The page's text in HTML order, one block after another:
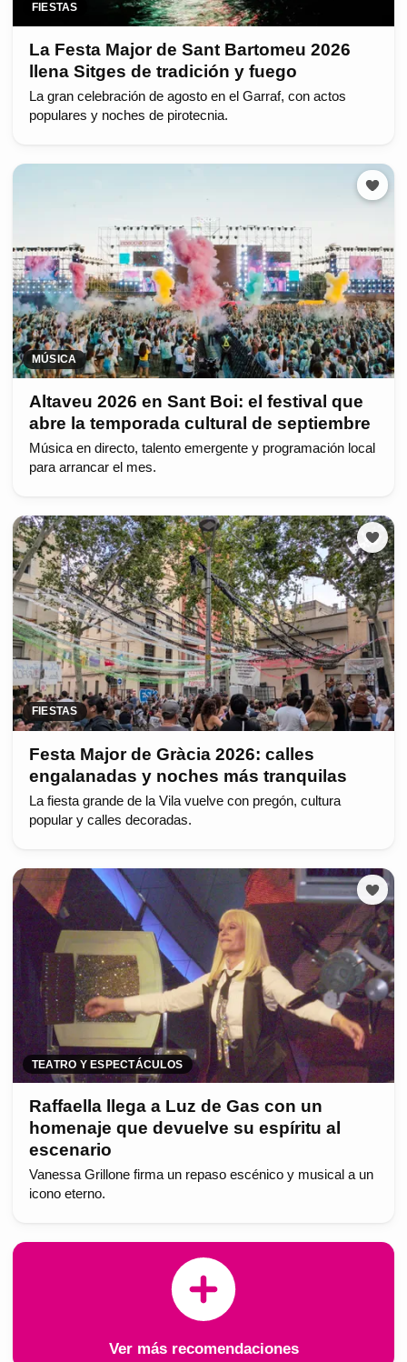
FIESTAS
La Festa Major de Sant Bartomeu 2026
llena Sitges de tradición y fuego
La gran celebración de agosto en el Garraf, con actos
populares y noches de pirotecnia.
MÚSICA
Altaveu 2026 en Sant Boi: el festival que
abre la temporada cultural de septiembre
Música en directo, talento emergente y programación local
para arrancar el mes.
FIESTAS
Festa Major de Gràcia 2026: calles
engalanadas y noches más tranquilas
La fiesta grande de la Vila vuelve con pregón, cultura
popular y calles decoradas.
TEATRO Y ESPECTÁCULOS
Raffaella llega a Luz de Gas con un
homenaje que devuelve su espíritu al
escenario
Vanessa Grillone firma un repaso escénico y musical a un
icono eterno.
Ver más recomendaciones